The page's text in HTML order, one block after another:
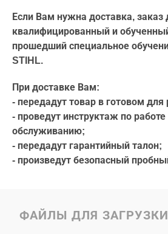
Если Вам нужна доставка, заказ
квалифицированный и
прошедший специальное
STIHL.
При доставке Вам:
- передадут товар в готовом для
- проведут инструктаж по работе
обслуживанию;
- передадут гарантийный талон;
- произведут безопасный
ФАЙЛЫ ДЛЯ ЗАГРУЗКИ